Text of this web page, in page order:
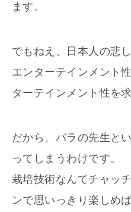
ます。
でもねえ、日本人の悲
エンターテインメント
ターテインメント性を
だから、バラの先生と
ってしまうわけです。
栽培技術なんてチャッ
ンで思いっきり楽しめ